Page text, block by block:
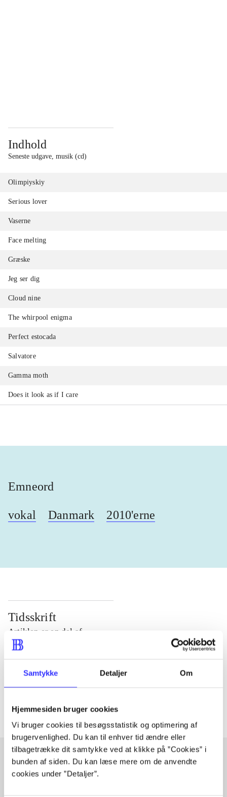
Samtykke Detaljer Om
Hjemmesiden bruger cookies
Vi bruger cookies til besøgsstatistik og optimering af
brugervenlighed. Du kan til enhver tid ændre eller
tilbagetrække dit samtykke ved at klikke på ”Cookies” i
bunden af siden. Du kan læse mere om de anvendte
cookies under ”Detaljer”.
Indhold
Seneste udgave, musik (cd)
Olimpiyskiy
Serious lover
Vaserne
Face melting
Græske
Jeg ser dig
Cloud nine
The whirpool enigma
Perfect estocada
Salvatore
Gamma moth
Does it look as if I care
Emneord
vokal Danmark 2010'erne
Tidsskrift
Artiklen er en del af
Tidsskrift
Artiklerne i handler ofte om
Artikler med samme emner